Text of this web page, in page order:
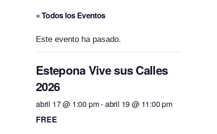
« Todos los Eventos
Este evento ha pasado.
Estepona Vive sus Calles
2026
abril 17 @ 1:00 pm-abril 19 @ 11:00 pm
FREE